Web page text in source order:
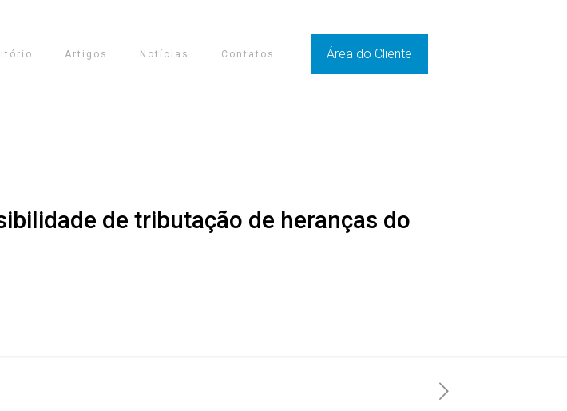
Artigos Notícias Contatos Área do Cliente
de tributação de heranças do